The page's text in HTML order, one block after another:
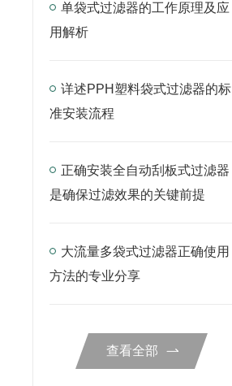
单袋式过滤器的工作原理及应
用解析
详述PPH塑料袋式过滤器的标
准安装流程
正确安装全自动刮板式过滤器
是确保过滤效果的关键前提
大流量多袋式过滤器正确使用
方法的专业分享
查看全部